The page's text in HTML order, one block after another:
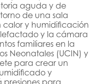
aguda y de
de una sala
y humidificación
y la cámara
familiares en la
Neonatales (UCIN) y
para crear un
y